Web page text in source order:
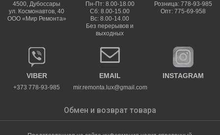
4500,Дубоссары
ул. Космонавтов, 40
ООО «Мир Ремонта»
Пн-Пт: 8.00-18.00
Сб: 8.00-15.00
Вс: 8.00-14.00
Без перерывов и
выходных
Розница: 778-93-985
Опт: 775-69-958
VIBER
+373 778-93-985
EMAIL
mir.remonta.lux@gmail.com
INSTAGRAM
Обмен и возврат товара